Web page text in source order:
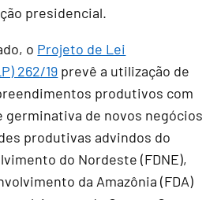
presidencial.
o Projeto de Lei
262/19 prevê a utilização de
produtivos com
germinativa de novos negócios
produtivas advindos do
do Nordeste (FDNE),
da Amazônia (FDA)